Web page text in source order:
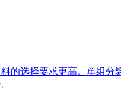
的选择要求更高。单组